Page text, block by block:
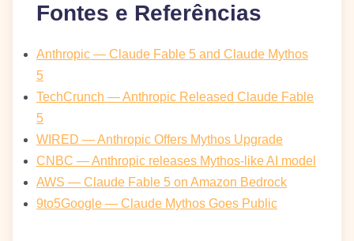
Fontes e Referências
Anthropic — Claude Fable 5 and Claude Mythos
5
TechCrunch — Anthropic Released Claude Fable
5
WIRED — Anthropic Offers Mythos Upgrade
CNBC — Anthropic releases Mythos-like AI model
AWS — Claude Fable 5 on Amazon Bedrock
9to5Google — Claude Mythos Goes Public